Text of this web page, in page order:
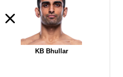
KB Bhullar